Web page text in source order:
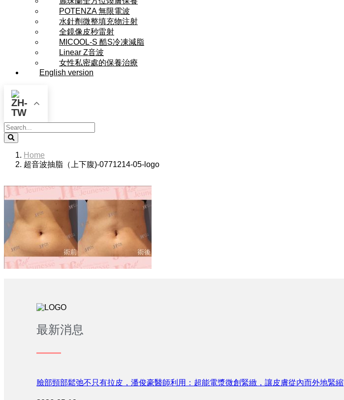
POTENZA 無限電波
水針劑微整填充物注射
全鏡像皮秒雷射
MICOOL-S 酷S冷凍減脂
Linear Z音波
女性私密處的保養治療
English version
Search
Home
超音波抽脂（上下腹)-0771214-05-logo
最新消息
臉部頸部鬆弛不只有拉皮，潘俊豪醫師利用：超能電漿微創緊緻，讓皮膚從內而外地緊縮